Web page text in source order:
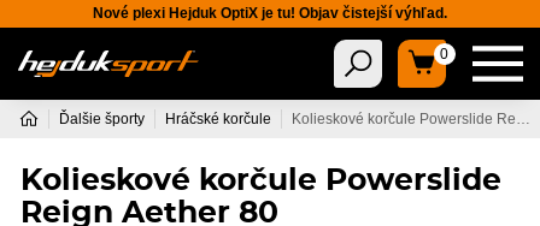
Nové plexi Hejduk OptiX je tu! Objav čistejší výhľad.
0
Ďalšie športy Hráčské korčule
Kolieskové korčule Powerslide
Reign Aether 80